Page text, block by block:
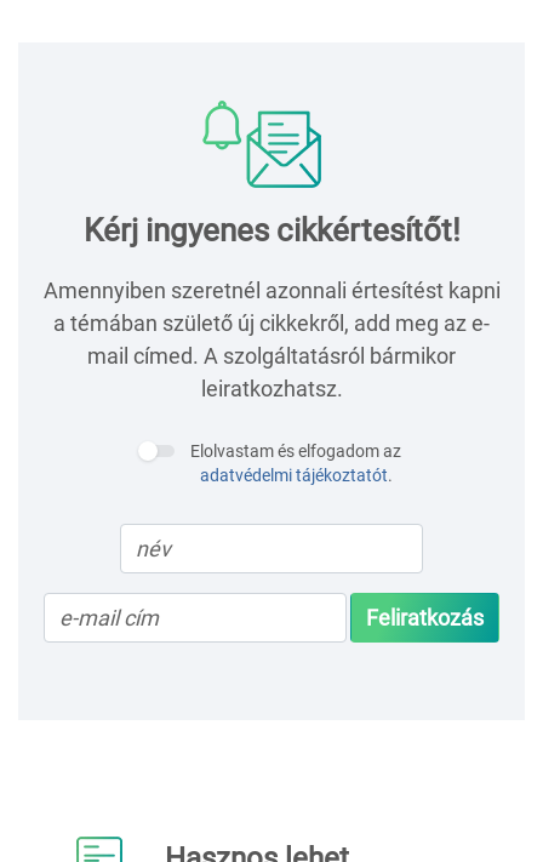
Kérj ingyenes cikkértesítőt!
Amennyiben szeretnél azonnali értesítést kapni
a témában születő új cikkekről, add meg az e-
mail címed. A szolgáltatásról bármikor
leiratkozhatsz.
Elolvastam és elfogadom az
adatvédelmi tájékoztatót.
Feliratkozás